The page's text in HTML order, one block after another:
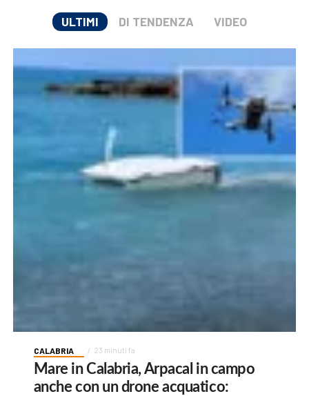
ULTIMI DI TENDENZA VIDEO
CALABRIA 23 minuti fa
Mare in Calabria, Arpacal in campo
anche con un drone acquatico: